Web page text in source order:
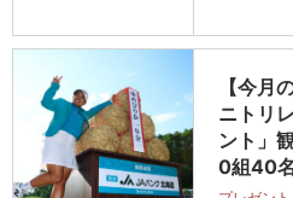
【今月
ニトリ
ント」
0組40